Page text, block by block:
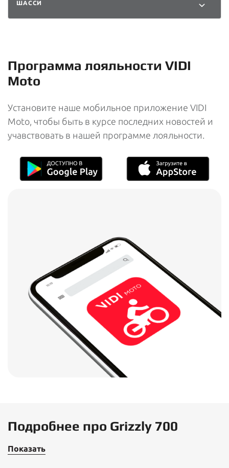
ШАССИ
Программа лояльности VIDI
Moto
Установите наше мобильное приложение VIDI
Moto, чтобы быть в курсе последних новостей и
учавствовать в нашей программе лояльности.
Подробнее про Grizzly 700
Показать